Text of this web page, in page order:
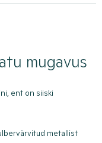
mugavus
ent on siiski
metallist